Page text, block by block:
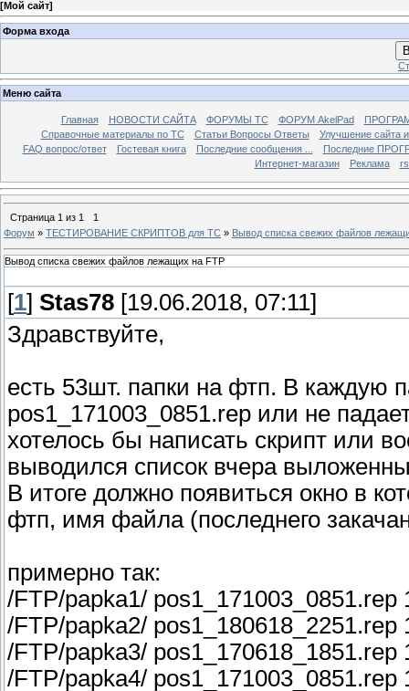
[Мой сайт]
Форма входа
Меню сайта
Главная НОВОСТИ САЙТА ФОРУМЫ TC ФОРУМ AkelPad
Справочные материалы по TС
Статьи Вопросы Ответы
Улучшение сайта
FAQ вопрос/ответ
Гостевая книга Последние сообщения ...
Последние
Интернет-магазин
Реклама
Страница 1 из 1
1
Форум » ТЕСТИРОВАНИЕ СКРИПТОВ для TC » Вывод списка свежих файлов
Вывод списка свежих файлов лежащих на FTP
[1] Stas78 [19.06.2018, 07:11]
Здравствуйте,
есть 53шт. папки на фтп. В каждую
pos1_171003_0851.rep или не
хотелось бы написать скрипт или
выводился список вчера
В итоге должно появиться окно в
фтп, имя файла (последнего
примерно так:
/FTP/papka1/ pos1_171003_0851.rep
/FTP/papka2/ pos1_180618_2251.rep
/FTP/papka3/ pos1_170618_1851.rep
/FTP/papka4/ pos1_171003_0851.rep